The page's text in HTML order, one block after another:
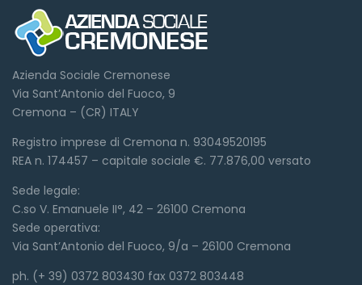
Azienda Sociale Cremonese
Via Sant’Antonio del Fuoco, 9
Cremona – (CR) ITALY
Registro imprese di Cremona n. 93049520195
REA n. 174457 – capitale sociale €. 77.876,00 versato
Sede legale:
C.so V. Emanuele II°, 42 – 26100 Cremona
Sede operativa:
Via Sant’Antonio del Fuoco, 9/a – 26100 Cremona
ph. (+ 39) 0372 803430 fax 0372 803448